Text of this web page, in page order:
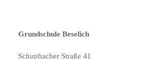
Grundschule Beselich
Schupbacher Straße 41